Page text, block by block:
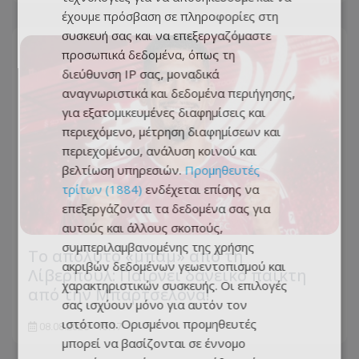
Το απόλυτο «μπαμ» από τη
Λίβερπουλ: Παίρνει δανεικό παίκτη
από την Μπαρτσελόνα!
08.08.2026 - 13:17
έχουμε πρόσβαση σε πληροφορίες στη
συσκευή σας και να επεξεργαζόμαστε
προσωπικά δεδομένα, όπως τη
διεύθυνση IP σας, μοναδικά
αναγνωριστικά και δεδομένα περιήγησης,
για εξατομικευμένες διαφημίσεις και
περιεχόμενο, μέτρηση διαφημίσεων και
περιεχομένου, ανάλυση κοινού και
βελτίωση υπηρεσιών. Προμηθευτές
τρίτων (1884) ενδέχεται επίσης να
επεξεργάζονται τα δεδομένα σας για
αυτούς και άλλους σκοπούς,
συμπεριλαμβανομένης της χρήσης
ακριβών δεδομένων γεωεντοπισμού και
χαρακτηριστικών συσκευής. Οι επιλογές
σας ισχύουν μόνο για αυτόν τον
ιστότοπο. Ορισμένοι προμηθευτές
μπορεί να βασίζονται σε έννομο